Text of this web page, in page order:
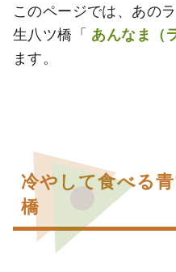
このページでは、あの
生八ツ橋「 あんなま（
ます。
冷やして食べる
橋